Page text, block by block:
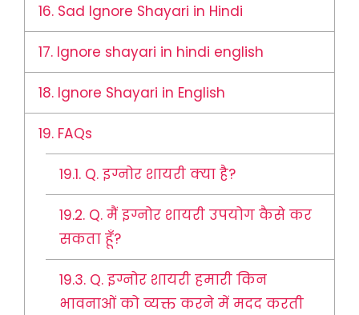
16. Sad Ignore Shayari in Hindi
17. Ignore shayari in hindi english
18. Ignore Shayari in English
19. FAQs
19.1.Q. इग्नोर शायरी क्या है?
19.2.Q. मैं इग्नोर शायरी उपयोग कैसे कर
सकता हूँ?
19.3.Q. इग्नोर शायरी हमारी किन
भावनाओं को व्यक्त करने में मदद करती